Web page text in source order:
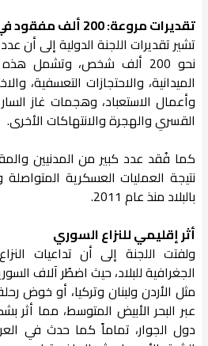
تقديرات مروعة: 200 ألف مفقود في سوريا
تشير تقديرات اللجنة الدولية إلى أن
نحو 200 ألف شخص، وتشمل
الميدانية، والاحتجازات التعسفية،
وأعمال الاستعباد، وهجمات غاز
القسري والهجرة والانتهاكات الأخرى.
كما فُقد عدد كبير من المدنيين
نتيجة العمليات العسكرية
بالبلاد منذ عام 2011.
أثر إقليمي للنزاع السوري
ولفتت اللجنة إلى أن تداعيات
الجغرافية للبلاد، حيث اضطُر آلاف
مثل الأردن ولبنان وتركيا، أو خوض
عبر البحر الأبيض المتوسط، مما أثر
دول الجوار، تماماً كما حدث في